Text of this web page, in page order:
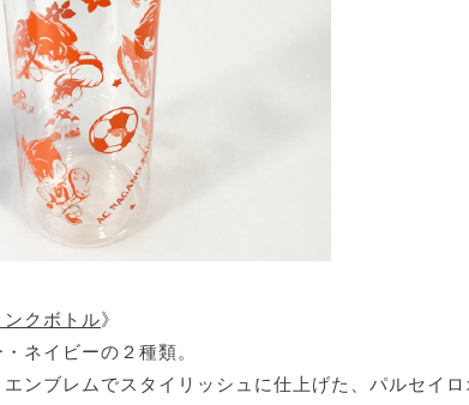
クボトル》
ネイビーの２種類。
ンブレムでスタイリッシュに仕上げた、パルセイ